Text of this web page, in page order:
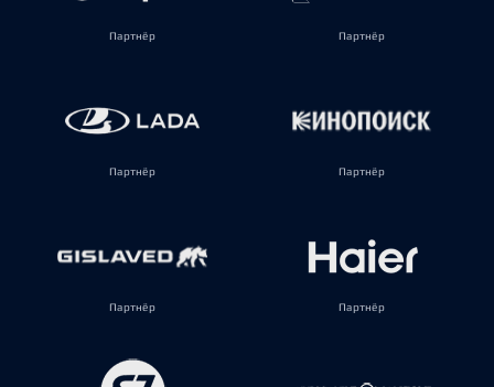
Партнёр Партнёр
Партнёр Партнёр
Партнёр Партнёр